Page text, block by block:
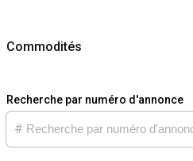
Commodités
Recherche par numéro d'annonce